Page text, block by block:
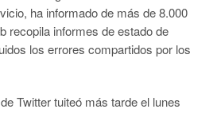
ha informado de más de 8.000
recopila informes de estado de
los errores compartidos por los
Twitter tuiteó más tarde el lunes